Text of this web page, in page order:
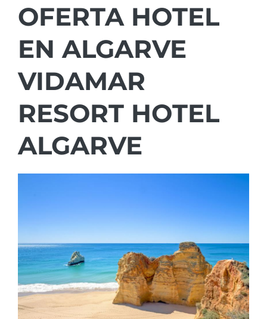
OFERTA HOTEL
EN ALGARVE
VIDAMAR
RESORT HOTEL
ALGARVE